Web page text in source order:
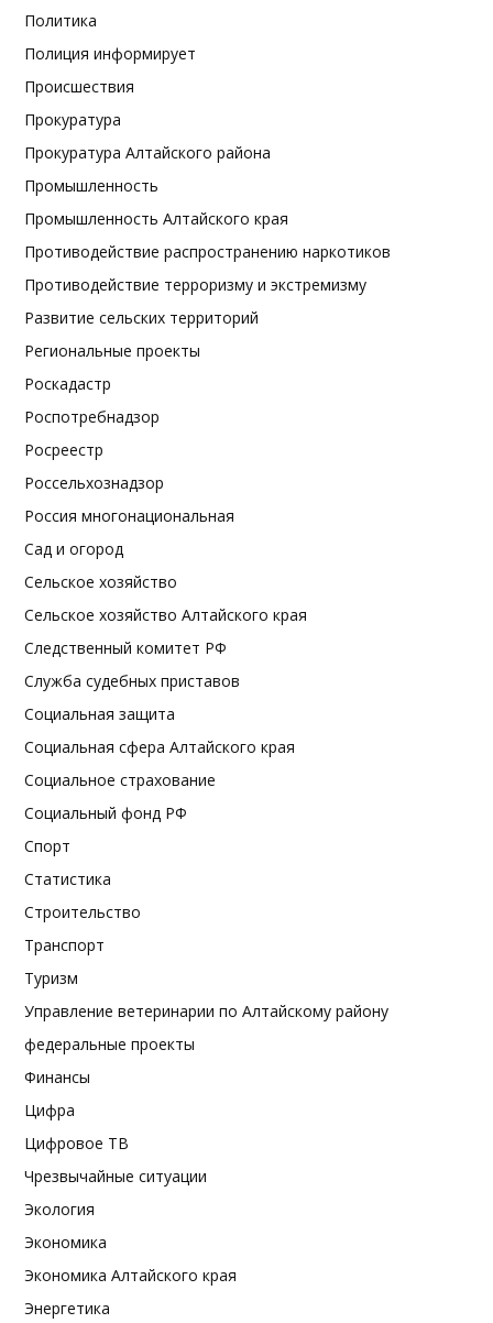
Политика
Полиция информирует
Происшествия
Прокуратура
Прокуратура Алтайского района
Промышленность
Промышленность Алтайского края
Противодействие распространению наркотиков
Противодействие терроризму и экстремизму
Развитие сельских территорий
Региональные проекты
Роскадастр
Роспотребнадзор
Росреестр
Россельхознадзор
Россия многонациональная
Сад и огород
Сельское хозяйство
Сельское хозяйство Алтайского края
Следственный комитет РФ
Служба судебных приставов
Социальная защита
Социальная сфера Алтайского края
Социальное страхование
Социальный фонд РФ
Спорт
Статистика
Строительство
Транспорт
Туризм
Управление ветеринарии по Алтайскому району
федеральные проекты
Финансы
Цифра
Цифровое ТВ
Чрезвычайные ситуации
Экология
Экономика
Экономика Алтайского края
Энергетика